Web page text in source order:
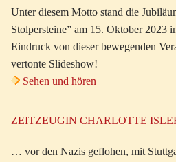
Unter diesem Motto stand die
Stolpersteine” am 15. Oktober 2023
Eindruck von dieser bewegenden
vertonte Slideshow!
Sehen und hören
ZEITZEUGIN CHARLOTTE
… vor den Nazis geflohen, mit